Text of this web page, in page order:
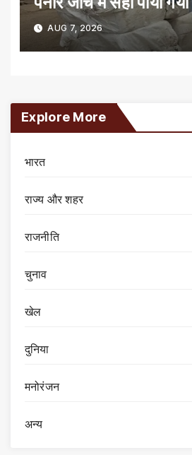
AUG 7, 2026
Explore More
भारत
राज्य और शहर
राजनीति
चुनाव
खेल
दुनिया
मनोरंजन
अन्य